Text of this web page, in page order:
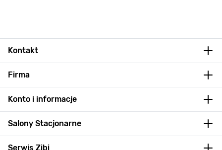
Kontakt
Firma
Konto i informacje
Salony Stacjonarne
Serwis Zibi